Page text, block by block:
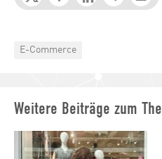
Categories
E-Commerce
Weitere Beiträge zum